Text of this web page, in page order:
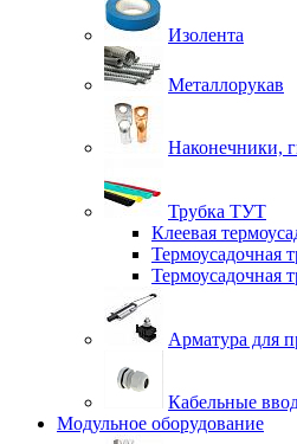
Изолента
Металлорукав
Наконечники,
Трубка ТУТ
Клеевая
Термоусадочная
Термоусадочная
Арматура для
Кабельные
Модульное оборудование